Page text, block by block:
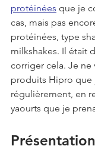
protéinées que je
cas, mais pas
protéinées, type
milkshakes. Il était
corriger cela. Je ne
produits Hipro que
régulièrement, en
yaourts que je